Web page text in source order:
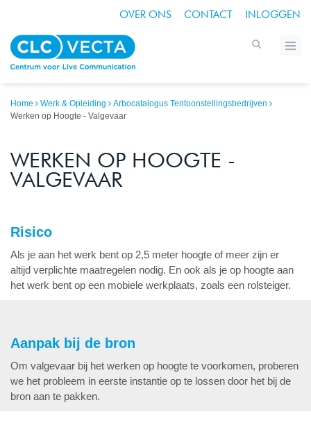
OVER ONS CONTACT INLOGGEN
Home Werk & Opleiding
Arbocatalogus Tentoonstellingsbedrijven
Werken op Hoogte - Valgevaar
WERKEN OP HOOGTE -
VALGEVAAR
Risico
Als je aan het werk bent op 2,5 meter hoogte of meer zijn er
altijd verplichte maatregelen nodig. En ook als je op hoogte aan
het werk bent op een mobiele werkplaats, zoals een rolsteiger.
Aanpak bij de bron
Om valgevaar bij het werken op hoogte te voorkomen, proberen
we het probleem in eerste instantie op te lossen door het bij de
bron aan te pakken.